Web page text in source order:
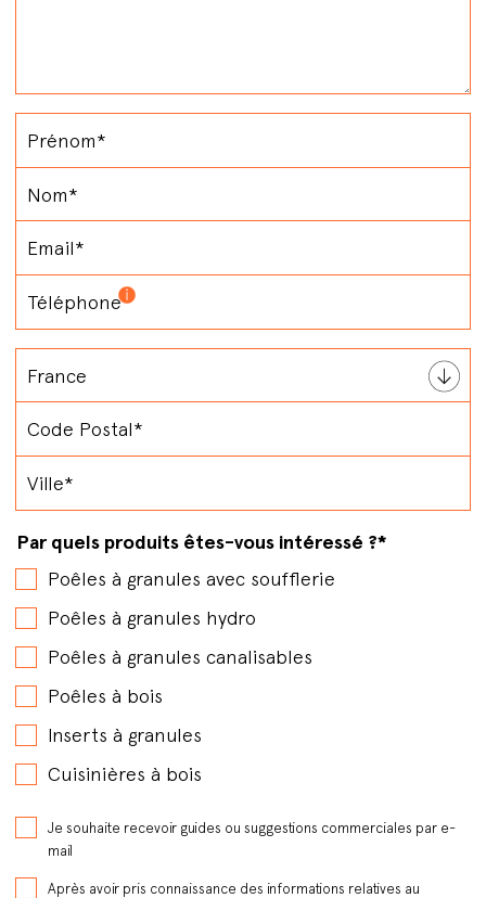
Par quels produits êtes-vous intéressé ?*
Poêles à granules avec soufflerie
Poêles à granules hydro
Poêles à granules canalisables
Poêles à bois
Inserts à granules
Cuisinières à bois
Je souhaite recevoir guides ou suggestions commerciales par e-
mail
Après avoir pris connaissance des informations relatives au